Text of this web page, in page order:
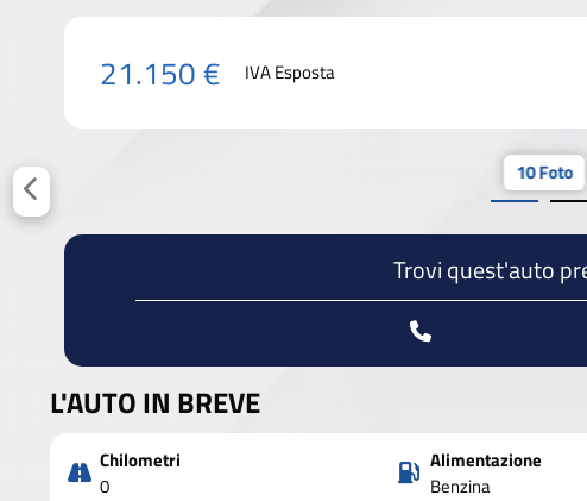
21.150 € IVA Esposta
10 Foto
Trovi quest'auto
L'AUTO IN BREVE
Chilometri
0
Alimentazione
Benzina